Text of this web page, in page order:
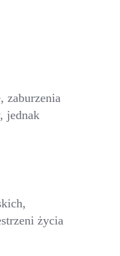
zaburzenia
jednak
życia